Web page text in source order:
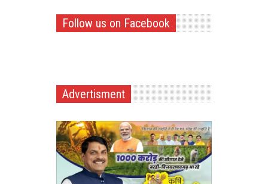
Follow us on Facebook
Advertisment